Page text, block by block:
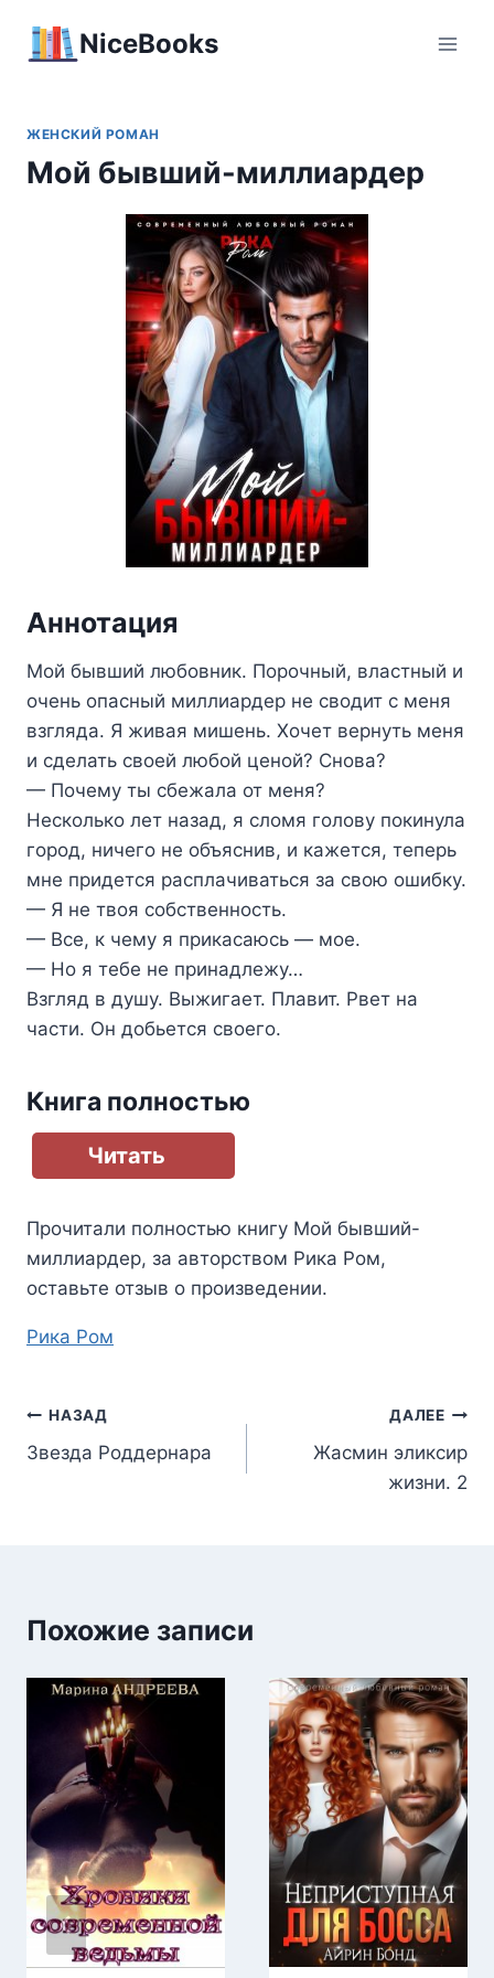
NiceBooks
ЖЕНСКИЙ РОМАН
Мой бывший-миллиардер
Аннотация
Мой бывший любовник. Порочный, властный и
очень опасный миллиардер не сводит с меня
взгляда. Я живая мишень. Хочет вернуть меня
и сделать своей любой ценой? Снова?
— Почему ты сбежала от меня?
Несколько лет назад, я сломя голову покинула
город, ничего не объяснив, и кажется, теперь
мне придется расплачиваться за свою ошибку.
— Я не твоя собственность.
— Все, к чему я прикасаюсь — мое.
— Но я тебе не принадлежу…
Взгляд в душу. Выжигает. Плавит. Рвет на
части. Он добьется своего.
Книга полностью
Читать
Прочитали полностью книгу Мой бывший-
миллиардер, за авторством Рика Ром,
оставьте отзыв о произведении.
Метки
Рика Ром
Навигация
по
НАЗАД
Звезда Роддернара
ДАЛЕЕ
Жасмин эликсир
жизни. 2
Похожие записи